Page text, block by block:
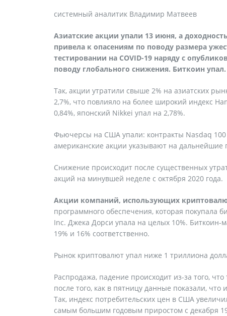
системный аналитик Владимир Матвеев
Азиатские акции упали 13 июня, а
привела к опасениям по поводу размера
тестировании на COVID-19 наряду с
поводу глобального снижения. Биткоин упал.
Так, акции утратили свыше 2% на азиатских
2,7%, что повлияло на более широкий индекс
0,84%, японский Nikkei упал на 2,78%.
Фьючерсы на США упали: контракты Nasdaq
американские акции указывают на
Снижение происходит после существенных
акций на минувшей неделе с октября 2020 года.
Акции компаний, использующих
программного обеспечения, которая покупала
Inc. Джека Дорси упала на целых 10%.
19% и 16% соответственно.
Рынок криптовалют упал ниже 1 триллиона
Распродажа, падение происходит из-за того,
после того, как в пятницу данные показали,
Так, индекс потребительских цен в США
самым большим годовым приростом с декабря